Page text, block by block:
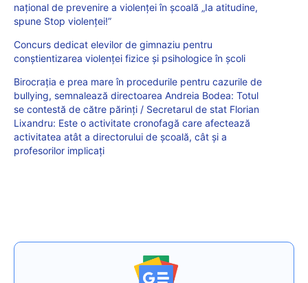
național de prevenire a violenței în școală „Ia atitudine,
spune Stop violenței!”
Concurs dedicat elevilor de gimnaziu pentru
conștientizarea violenței fizice și psihologice în școli
Birocrația e prea mare în procedurile pentru cazurile de
bullying, semnalează directoarea Andreia Bodea: Totul
se contestă de către părinți / Secretarul de stat Florian
Lixandru: Este o activitate cronofagă care afectează
activitatea atât a directorului de școală, cât și a
profesorilor implicați